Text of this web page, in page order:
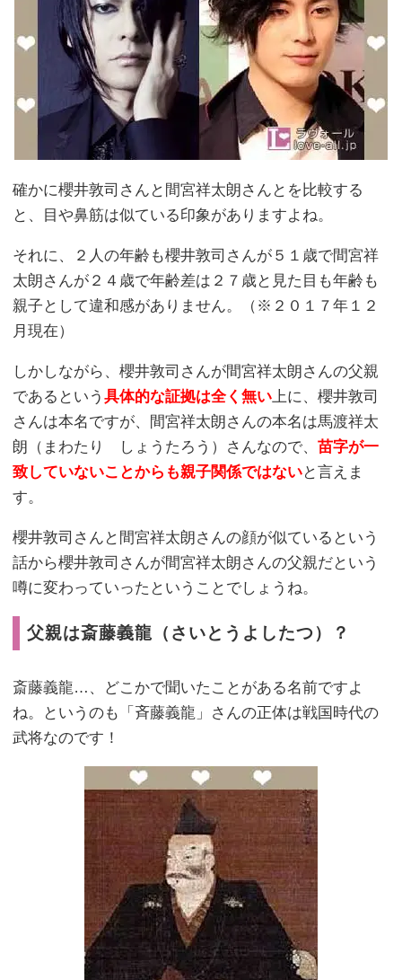
確かに櫻井敦司さんと間宮祥太朗さんとを比較する
と、目や鼻筋は似ている印象がありますよね。
それに、２人の年齢も櫻井敦司さんが５１歳で間宮祥
太朗さんが２４歳で年齢差は２７歳と見た目も年齢も
親子として違和感がありません。（※２０１７年１２
月現在）
しかしながら、櫻井敦司さんが間宮祥太朗さんの父親
であるという具体的な証拠は全く無い上に、櫻井敦司
さんは本名ですが、間宮祥太朗さんの本名は馬渡祥太
朗（まわたり しょうたろう）さんなので、苗字が一
致していないことからも親子関係ではないと言えま
す。
櫻井敦司さんと間宮祥太朗さんの顔が似ているという
話から櫻井敦司さんが間宮祥太朗さんの父親だという
噂に変わっていったということでしょうね。
父親は斎藤義龍（さいとうよしたつ）？
斎藤義龍…、どこかで聞いたことがある名前ですよ
ね。というのも「斉藤義龍」さんの正体は戦国時代の
武将なのです！